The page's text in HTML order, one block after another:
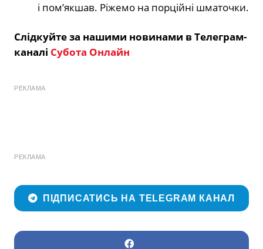
і пом’якшав. Ріжемо на порційні шматочки.
Слідкуйте за нашими новинами в Телеграм-
каналі Субота Онлайн
РЕКЛАМА
РЕКЛАМА
ПІДПИСАТИСЬ НА TELEGRAM КАНАЛ